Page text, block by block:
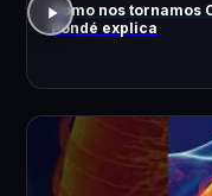
Como nos tornamos
Pondé explica